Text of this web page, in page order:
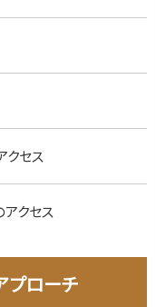
クセス
クセス
プローチ